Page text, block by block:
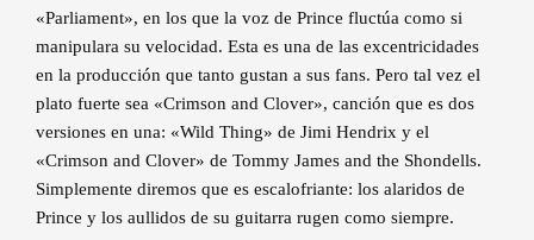
«Parliament», en los que la voz de Prince fluctúa como si
manipulara su velocidad. Esta es una de las excentricidades
en la producción que tanto gustan a sus fans. Pero tal vez el
plato fuerte sea «Crimson and Clover», canción que es dos
versiones en una: «Wild Thing» de Jimi Hendrix y el
«Crimson and Clover» de Tommy James and the Shondells.
Simplemente diremos que es escalofriante: los alaridos de
Prince y los aullidos de su guitarra rugen como siempre.